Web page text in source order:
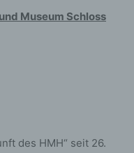
Museum Schloss
des HMH“ seit 26.